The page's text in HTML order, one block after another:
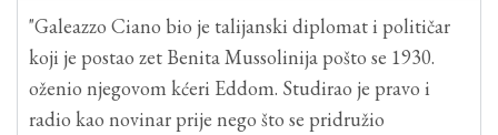
"Galeazzo Ciano bio je talijanski diplomat i političar
koji je postao zet Benita Mussolinija pošto se 1930.
oženio njegovom kćeri Eddom. Studirao je pravo i
radio kao novinar prije nego što se pridružio